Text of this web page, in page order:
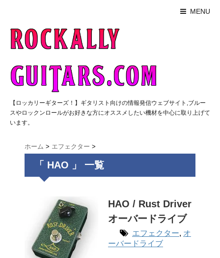
MENU
【ロッカリーギターズ！】ギタリスト向けの情報発信ウェブサイト,ブルー
スやロックンロールがお好きな方にオススメしたい機材を中心に取り上げて
います。
ホーム > エフェクター >
「 HAO 」 一覧
HAO / Rust Driver
オーバードライブ
エフェクター, オ
ーバードライブ